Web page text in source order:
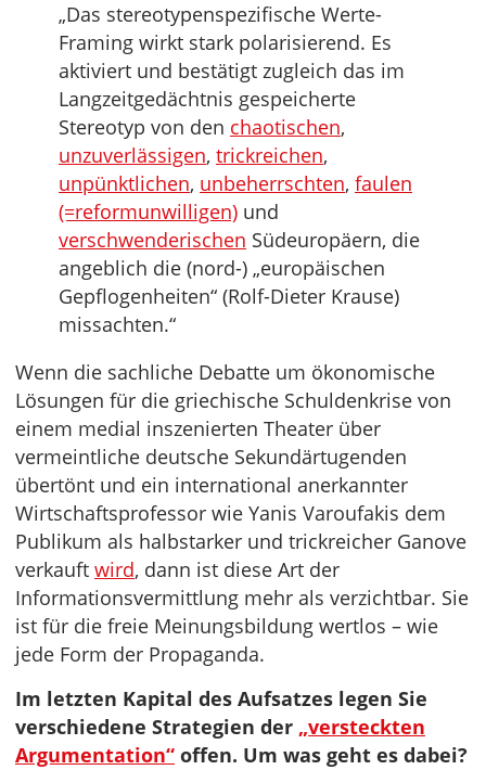
„Das stereotypenspezifische Werte-
Framing wirkt stark polarisierend. Es
aktiviert und bestätigt zugleich das im
Langzeitgedächtnis gespeicherte
Stereotyp von den chaotischen,
unzuverlässigen, trickreichen,
unpünktlichen, unbeherrschten, faulen
(=reformunwilligen) und
verschwenderischen Südeuropäern, die
angeblich die (nord-) „europäischen
Gepflogenheiten“ (Rolf-Dieter Krause)
missachten.“
Wenn die sachliche Debatte um ökonomische
Lösungen für die griechische Schuldenkrise von
einem medial inszenierten Theater über
vermeintliche deutsche Sekundärtugenden
übertönt und ein international anerkannter
Wirtschaftsprofessor wie Yanis Varoufakis dem
Publikum als halbstarker und trickreicher Ganove
verkauft wird, dann ist diese Art der
Informationsvermittlung mehr als verzichtbar. Sie
ist für die freie Meinungsbildung wertlos – wie
jede Form der Propaganda.
Im letzten Kapital des Aufsatzes legen Sie
verschiedene Strategien der „versteckten
Argumentation“ offen. Um was geht es dabei?